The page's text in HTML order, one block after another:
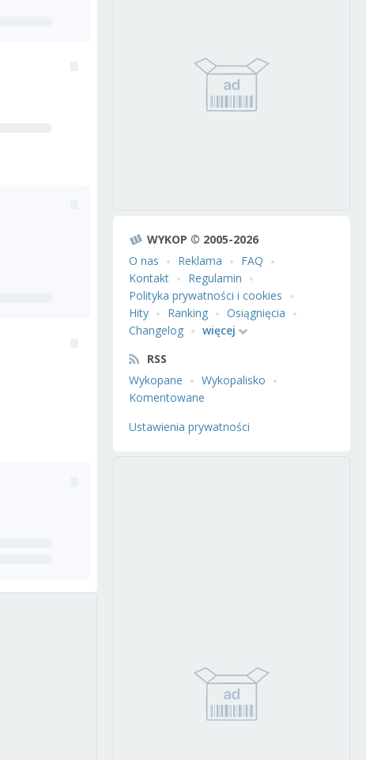
WYKOP © 2005-2026
O nas
Reklama
FAQ
Kontakt
Regulamin
Polityka prywatności i cookies
Hity
Ranking
Osiągnięcia
Changelog
więcej
RSS
Wykopane
Wykopalisko
Komentowane
Ustawienia prywatności